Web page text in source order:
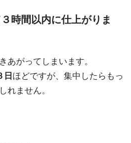
時間以内に仕上がりま
あがってしまいます。
日 ほどですが、集中したらもっ
れません。